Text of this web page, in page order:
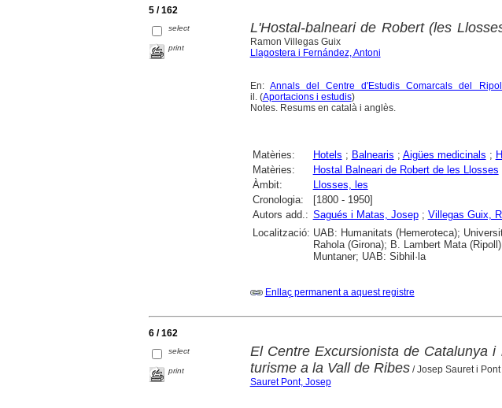
5 / 162
select
print
L'Hostal-balneari de Robert (les
Ramon Villegas Guix
Llagostera i Fernández, Antoni
En: Annals del Centre d'Estudis Comarcals del
il. (Aportacions i estudis)
Notes. Resums en català i anglès.
Matèries: Hotels ; Balnearis ; Aigües medicinals ;
Matèries:
Hostal Balneari de Robert de les Llosses
Àmbit:
Llosses, les
Cronologia:
[1800 - 1950]
Autors add.: Sagués i Matas, Josep; Villegas Guix,
Localització: UAB: Humanitats (Hemeroteca);
Rahola (Girona); B. Lambert Mata
Muntaner; UAB: Sibhil·la
Enllaç permanent a aquest registre
6 / 162
select
print
El Centre Excursionista de Catalunya
turisme a la Vall de Ribes/ Josep Sauret i Pont
Sauret Pont, Josep